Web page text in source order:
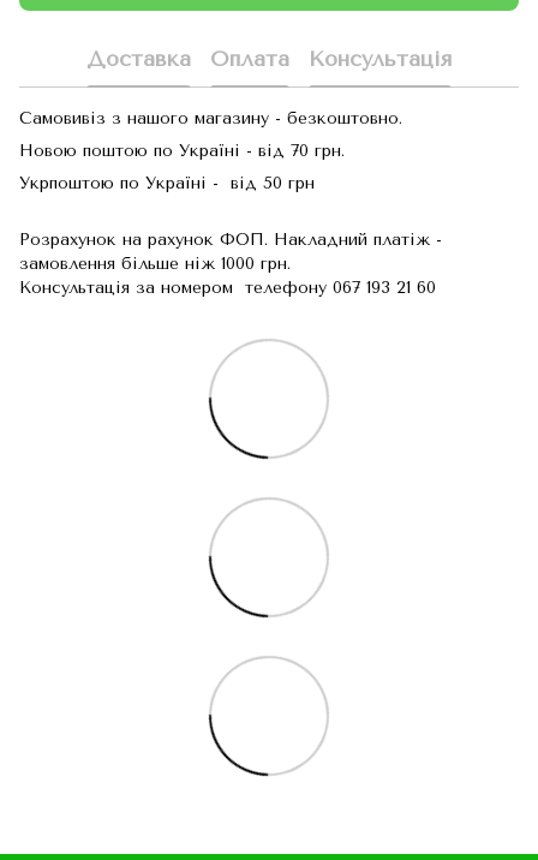
Доставка Оплата Консультація
Самовивіз з нашого магазину - безкоштовно.
Новою поштою по Україні - від 70 грн.
Укрпоштою по Україні - від 50 грн
Розрахунок на рахунок ФОП. Накладний платіж -
замовлення більше ніж 1000 грн.
Консультація за номером телефону 067 193 21 60